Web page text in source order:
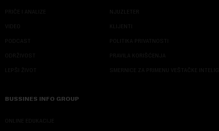
PRIČE I ANALIZE
VIDEO
PODCAST
ODRŽIVOST
LEPŠI ŽIVOT
NJUZLETER
KLIJENTI
POLITIKA PRIVATNOSTI
PRAVILA KORIŠĆENJA
SMERNICE ZA PRIMENU VEŠTAČKE
BUSSINES INFO GROUP
ONLINE EDUKACIJE